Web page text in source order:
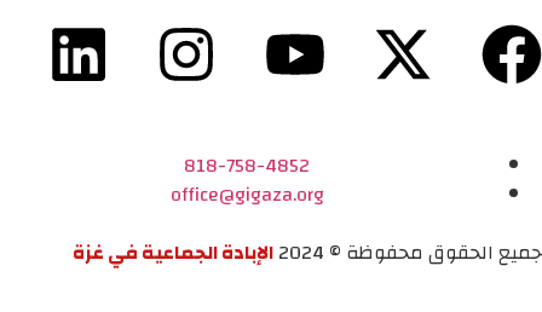
818-758-4852
office@gigaza.org
جميع الحقوق محفوظة © 2024
الإبادة الجماعية في غزة